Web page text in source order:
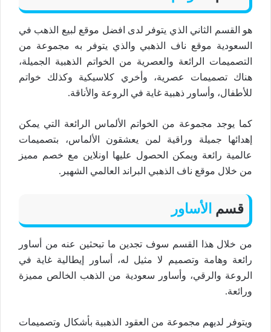
هو القسم الثاني الذي يتوفر لدى افضل موقع لبيع الذهب في
السعودية موقع ناف الذهبي والذي يتوفر به مجموعة من
التصميمات الرائعة والعصرية من الخواتم الذهبية الجميلة،
هناك تصميمات عصرية، وأخري كلاسيكية وكذلك خواتم
للأطفال، وأساور ذهبية غاية في الروعة والأناقة.
كما يوجد مجموعة من الخواتم الألماس الرائعة التي يمكن
إهدائها جميلة وراقية لمن يعشقون الألماس، بتصميمات
عالمية رائعة ويمكن الحصول عليها اونلاين مع خصم مميز
من خلال موقع ناف الذهبي البراند العالمي الشهير.
قسم الأساور
من خلال هذا القسم سوف تجدين ما تبحثين عنه من أساور
رائعة وهامة وتصميم لا مثيل له، أساور إيطالية غاية في
الروعة والرقي، وأساور سعودية من الذهب الخالص مميزة
ورائعة.
ويتوفر لديهم مجموعة من العقود الذهبية بأشكال وتصميمات